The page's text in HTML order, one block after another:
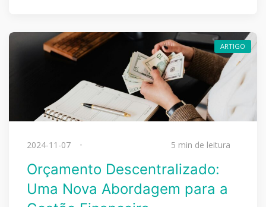
ARTIGO
2024-11-07 5 min de leitura
Orçamento Descentralizado:
Uma Nova Abordagem para a